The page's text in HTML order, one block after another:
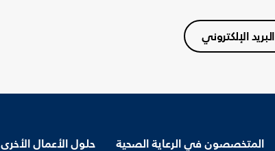
البريد الإلكتروني
المتخصصون في الرعاية الصحية حلول الأعمال الأخرى